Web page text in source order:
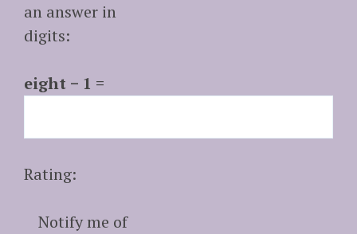
an answer in
digits:
eight − 1 =
Rating:
Notify me of